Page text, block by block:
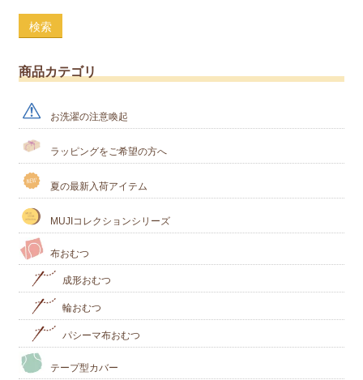
検索
商品カテゴリ
お洗濯の注意喚起
ラッピングをご希望の方へ
夏の最新入荷アイテム
MUJIコレクションシリーズ
布おむつ
成形おむつ
輪おむつ
パシーマ布おむつ
テープ型カバー